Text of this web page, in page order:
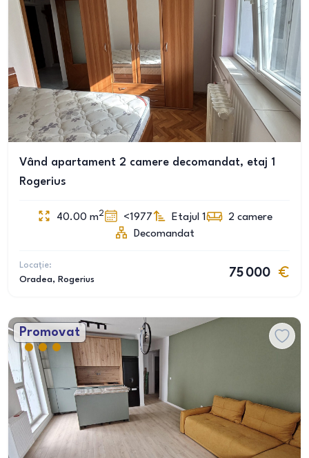
Vând apartament 2 camere decomandat, etaj 1
Rogerius
40.00 m2 <1977 Etajul 1 2 camere
Decomandat
Locație:
Oradea, Rogerius
75 000
Promovat